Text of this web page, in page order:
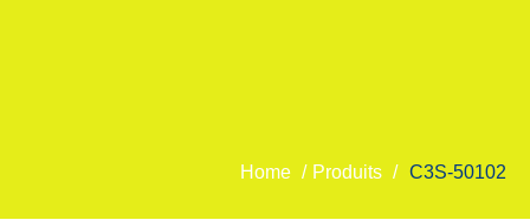
Home / Produits / C3S-50102